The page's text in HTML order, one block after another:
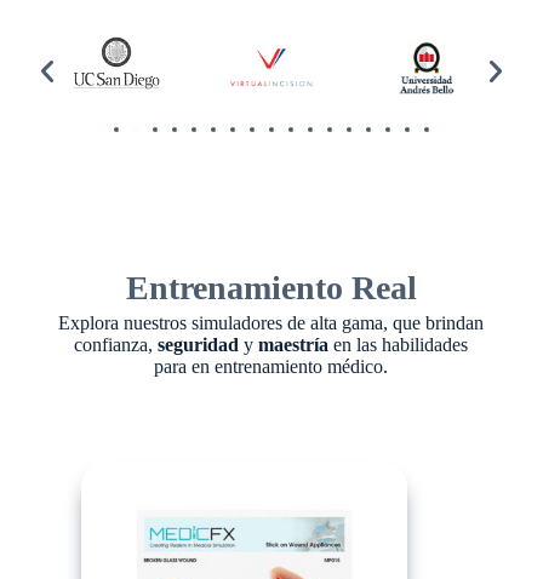
Entrenamiento Real
Explora nuestros simuladores de alta gama, que brindan
confianza,seguridad ymaestría en las habilidades
para en entrenamiento médico.